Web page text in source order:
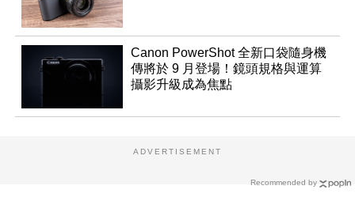
Canon PowerShot 全新口袋隨身機
傳將於 9 月登場！鏡頭規格與運算
攝影升級成為焦點
Recommended by
ADVERTISEMENT